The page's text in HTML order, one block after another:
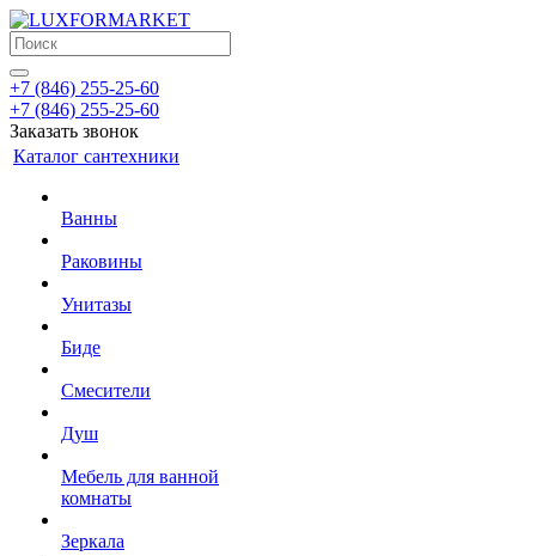
+7 (846) 255-25-60
+7 (846) 255-25-60
Заказать звонок
Каталог сантехники
Ванны
Раковины
Унитазы
Биде
Смесители
Душ
Мебель для ванной
комнаты
Зеркала